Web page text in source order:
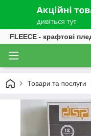
FLEECE - крафтові
Товари та послуги